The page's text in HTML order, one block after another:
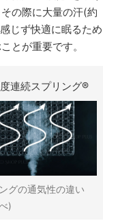
の際に大量の汗(約
じず快適に眠るため
とが重要です。
連続スプリング®
グの通気性の違い
)